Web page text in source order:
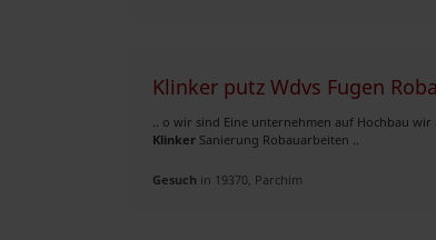
Klinker putz Wdvs Fugen
.. o wir sind Eine unternehmen auf Hochbau
Klinker Sanierung Robauarbeiten ..
Gesuch in 19370, Parchim